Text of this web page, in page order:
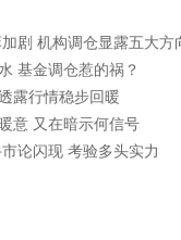
剧 机构调仓显露五大方
基金调仓惹的祸？
露行情稳步回暖
意 又在暗示何信号
论闪现 考验多头实力